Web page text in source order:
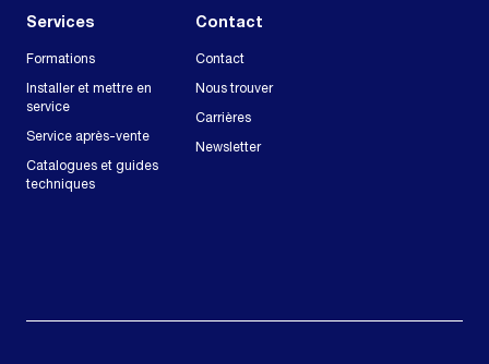
Services
Formations
Installer et mettre en
service
Service après-vente
Catalogues et guides
techniques
Contact
Contact
Nous trouver
Carrières
Newsletter